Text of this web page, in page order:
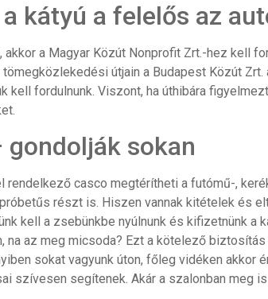
kátyú a felelős az
a Magyar Közút Nonprofit Zrt.-hez kell
útjain a Budapest Közút
kell fordulnunk. Viszont, ha úthibára
sokan
casco megtérítheti a futómű-,
részt is. Hiszen vannak kitételek és
kell a zsebünkbe nyúlnunk és kifizetnünk a
na az meg micsoda? Ezt a kötelező
sokat vagyunk úton, főleg vidéken
szívesen segítenek. Akár a szalonban meg